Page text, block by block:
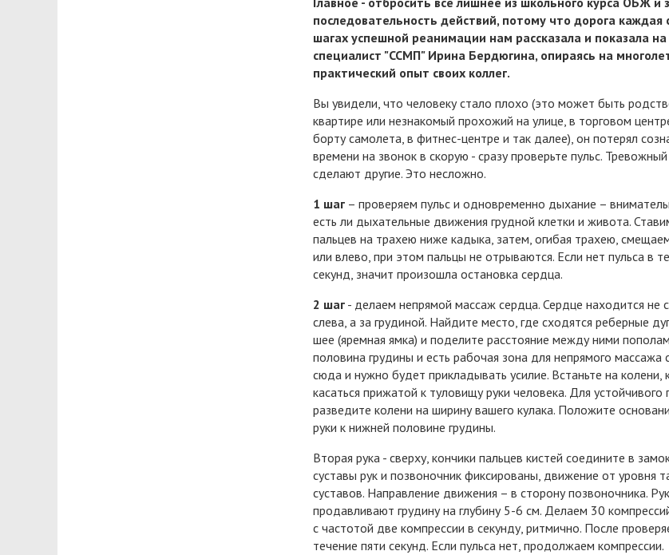
последовательность действий, потому что дорога каждая
шагах успешной реанимации нам рассказала и показала
специалист "ССМП" Ирина Бердюгина, опираясь на
практический опыт своих коллег.
Вы увидели, что человеку стало плохо (это может быть
квартире или незнакомый прохожий на улице, в торговом
борту самолета, в фитнес-центре и так далее), он потерял
времени на звонок в скорую - сразу проверьте пульс.
сделают другие. Это несложно.
1 шаг – проверяем пульс и одновременно дыхание –
есть ли дыхательные движения грудной клетки и живота.
пальцев на трахею ниже кадыка, затем, огибая трахею,
или влево, при этом пальцы не отрываются. Если нет пульса в
секунд, значит произошла остановка сердца.
2 шаг - делаем непрямой массаж сердца. Сердце находится не
слева, а за грудиной. Найдите место, где сходятся реберные
шее (яремная ямка) и поделите расстояние между ними
половина грудины и есть рабочая зона для непрямого массажа
сюда и нужно будет прикладывать усилие. Встаньте на
касаться прижатой к туловищу руки человека. Для устойчивого
разведите колени на ширину вашего кулака. Положите
руки к нижней половине грудины.
Вторая рука - сверху, кончики пальцев кистей соедините в
суставы рук и позвоночник фиксированы, движение от уровня
суставов. Направление движения – в сторону позвоночника.
продавливают грудину на глубину 5-6 см. Делаем 30
с частотой две компрессии в секунду, ритмично. После
течение пяти секунд. Если пульса нет, продолжаем компрессии.